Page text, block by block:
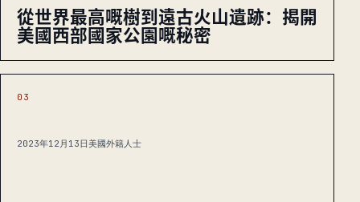
從世界最高嘅樹到遠古火山遺跡：揭開
美國西部國家公園嘅秘密
03
2023年12月13日美國外籍人士